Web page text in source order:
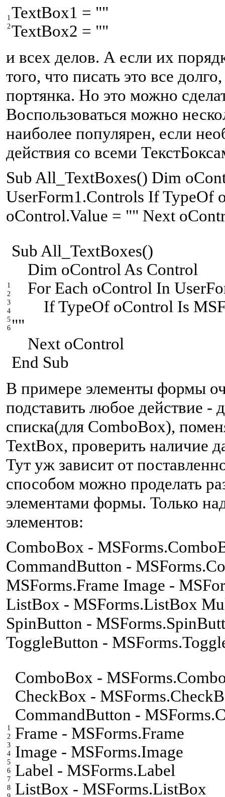
1
2
TextBox1 = ""
TextBox2 = ""
и всех делов. А если их
того, что писать это все
портянка. Но это можно
Воспользоваться можно
наиболее популярен, если
действия со всеми
Sub All_TextBoxes() Dim
UserForm1.Controls If TypeOf
oControl.Value = "" Next
1
2
3
4
5
6
Sub All_TextBoxes()
Dim oControl As Control
For Each oControl In
If TypeOf oControl Is
""
Next oControl
End Sub
В примере элементы формы
подставить любое действие -
списка(для ComboBox),
TextBox, проверить наличие
Тут уж зависит от
способом можно проделать
элементами формы. Только
элементов:
ComboBox -
CommandButton -
MSForms.Frame Image -
ListBox - MSForms.ListBox
SpinButton -
ToggleButton -
1
2
3
4
5
6
7
8
ComboBox -
CheckBox -
CommandButton -
Frame - MSForms.Frame
Image - MSForms.Image
Label - MSForms.Label
ListBox - MSForms.ListBox